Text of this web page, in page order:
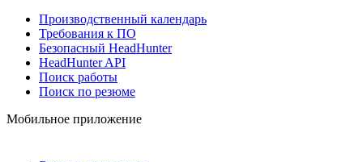
Производственный календарь
Требования к ПО
Безопасный HeadHunter
HeadHunter API
Поиск работы
Поиск по резюме
Мобильное приложение